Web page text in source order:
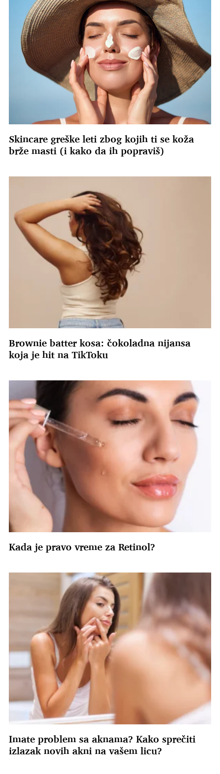
Skincare greške leti zbog kojih ti se koža
brže masti (i kako da ih popraviš)
Brownie batter kosa: čokoladna nijansa
koja je hit na TikToku
Kada je pravo vreme za Retinol?
Imate problem sa aknama? Kako sprečiti
izlazak novih akni na vašem licu?